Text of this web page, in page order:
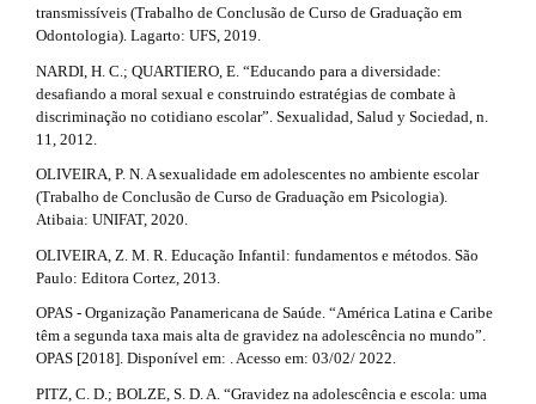
transmissíveis (Trabalho de Conclusão de Curso de Graduação em
Odontologia). Lagarto: UFS, 2019.
NARDI, H. C.; QUARTIERO, E. “Educando para a diversidade:
desafiando a moral sexual e construindo estratégias de combate à
discriminação no cotidiano escolar”. Sexualidad, Salud y Sociedad, n.
11, 2012.
OLIVEIRA, P. N. A sexualidade em adolescentes no ambiente escolar
(Trabalho de Conclusão de Curso de Graduação em Psicologia).
Atibaia: UNIFAT, 2020.
OLIVEIRA, Z. M. R. Educação Infantil: fundamentos e métodos. São
Paulo: Editora Cortez, 2013.
OPAS - Organização Panamericana de Saúde. “América Latina e Caribe
têm a segunda taxa mais alta de gravidez na adolescência no mundo”.
OPAS [2018]. Disponível em: . Acesso em: 03/02/ 2022.
PITZ, C. D.; BOLZE, S. D. A. “Gravidez na adolescência e escola: uma